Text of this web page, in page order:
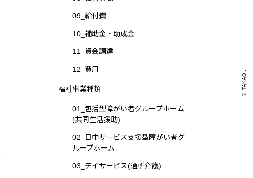
09_給付費
10_補助金・助成金
11_資金調達
12_費用
福祉事業種類
01_包括型障がい者グループホーム
(共同生活援助)
02_日中サービス支援型障がい者グ
ループホーム
03_デイサービス(通所介護)
© TAKAO .